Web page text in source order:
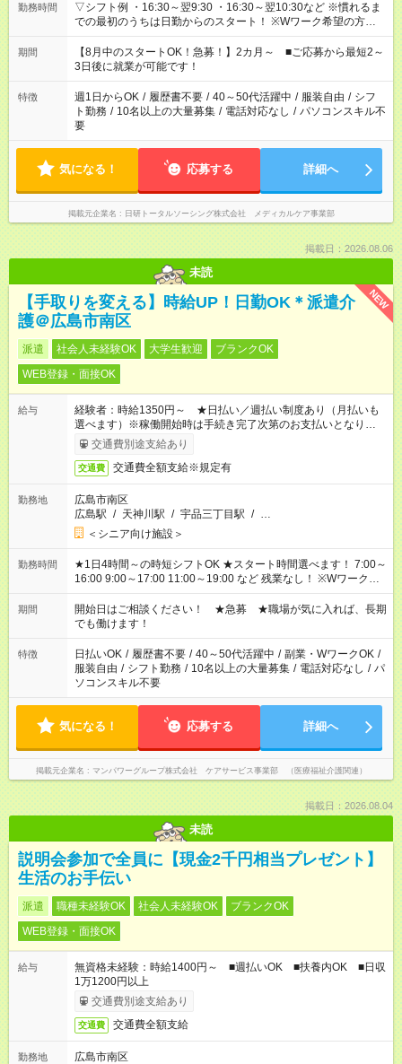
勤務時間
▽シフト例 ・16:30～翌9:30 ・16:30～翌10:30など ※慣れるま
での最初のうちは日勤からのスタート！ ※Wワーク希望の方へ
今ご覧のお仕事で希望する勤務時間と、もう1つのお仕事の勤務
時間。 合計で週40時間を超える場合は応募できません。
期間
【8月中のスタートOK！急募！】2カ月～ ■ご応募から最短2～
3日後に就業が可能です！
特徴 週1日からOK / 履歴書不要 / 40～50代活躍中 / 服装自由 / シフ
ト勤務 / 10名以上の大量募集 / 電話対応なし / パソコンスキル不
要
気になる！ 応募する 詳細へ
掲載元企業名 日研トータルソーシング株式会社 メディカルケア事業部
掲載日：2026.08.06
未読
NEW
【手取りを変える】時給UP！日勤OK＊派遣介
護＠広島市南区
派遣 社会人未経験OK 大学生歓迎
ブランクOK
WEB登録・面接OK
給与
経験者：時給1350円～ ★日払い／週払い制度あり（月払いも
選べます）※稼働開始時は手続き完了次第のお支払いとなりま
す。交通費別途支給あり
交通費 交通費全額支給※規定有
勤務地
広島市南区
広島駅 / 天神川駅 / 宇品三丁目駅 / …
＜シニア向け施設＞
勤務時間
★1日4時間～の時短シフトOK ★スタート時間選べます！ 7:00～
16:00 9:00～17:00 11:00～19:00 など 残業なし！ ※Wワークの
場合、他のお仕事と合わせ週40時間超の就業はご案内できませ
ん ※法令に基づき、週20時間以上勤務は社会保険への加入対象
となります ※労働者派遣法（日雇い派遣の原則禁止）により、
短時間・短期間の就業はご案内が難しい場合があります
期間
開始日はご相談ください！ ★急募 ★職場が気に入れば、長期
でも働けます！
特徴 日払いOK / 履歴書不要 / 40～50代活躍中 / 副業・WワークOK /
服装自由 / シフト勤務 / 10名以上の大量募集 / 電話対応なし / パ
ソコンスキル不要
気になる！ 応募する 詳細へ
掲載元企業名 マンパワーグループ株式会社 ケアサービス事業部 （医療福祉介護関連）
掲載日：2026.08.04
未読
説明会参加で全員に【現金2千円相当プレゼント】
生活のお手伝い
派遣 職種未経験OK 社会人未経験OK
ブランクOK
WEB登録・面接OK
給与
無資格未経験：時給1400円～ ■週払いOK ■扶養内OK ■日収
1万1200円以上
交通費別途支給あり
交通費 交通費全額支給
勤務地
広島市南区